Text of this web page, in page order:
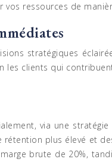
vos ressources de
stratégiques
clients qui
via une
plus élevé et
brute de 20%,